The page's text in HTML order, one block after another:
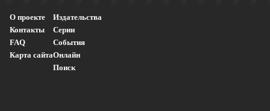
О проекте
Контакты
FAQ
Карта сайта
Издательства
Серии
События
Онлайн
Поиск